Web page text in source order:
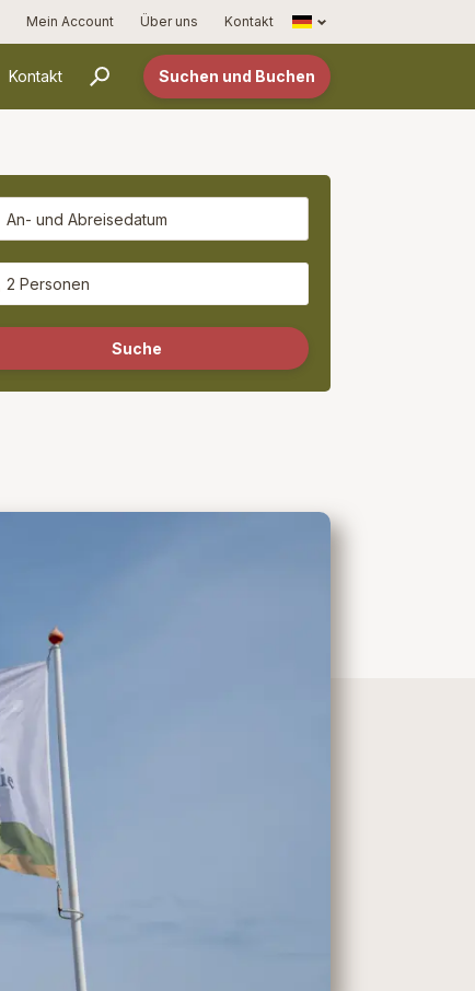
Mein Account Über uns Kontakt
Français
Kontakt Suchen und Buchen
2 Personen
Suche